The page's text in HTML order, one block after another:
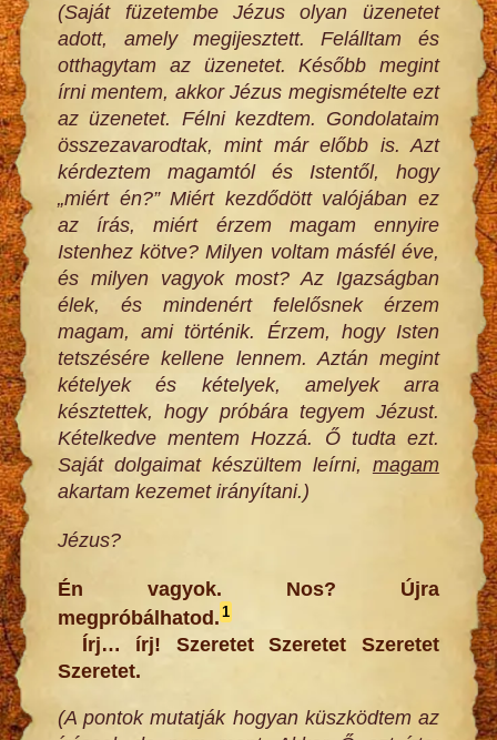
(Saját füzetembe Jézus olyan üzenetet
adott, amely megijesztett. Felálltam és
otthagytam az üzenetet. Később megint
írni mentem, akkor Jézus megismételte ezt
az üzenetet. Félni kezdtem. Gondolataim
összezavarodtak, mint már előbb is. Azt
kérdeztem magamtól és Istentől, hogy
„miért én?” Miért kezdődött valójában ez
az írás, miért érzem magam ennyire
Istenhez kötve? Milyen voltam másfél éve,
és milyen vagyok most? Az Igazságban
élek, és mindenért felelősnek érzem
magam, ami történik. Érzem, hogy Isten
tetszésére kellene lennem. Aztán megint
kételyek és kételyek, amelyek arra
késztettek, hogy próbára tegyem Jézust.
Kételkedve mentem Hozzá. Ő tudta ezt.
Saját dolgaimat készültem leírni, magam
akartam kezemet irányítani.)
Jézus?
Én vagyok. Nos? Újra
megpróbálhatod.1
Írj… írj! Szeretet Szeretet Szeretet
Szeretet.
(A pontok mutatják hogyan küszködtem az